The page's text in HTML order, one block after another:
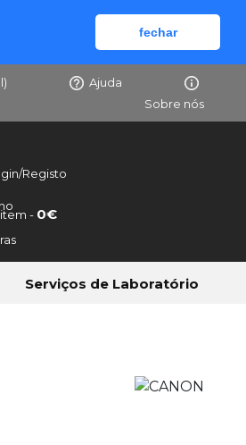
fechar
Ajuda
Sobre nós
Registo
- 0€
Serviços de Laboratório